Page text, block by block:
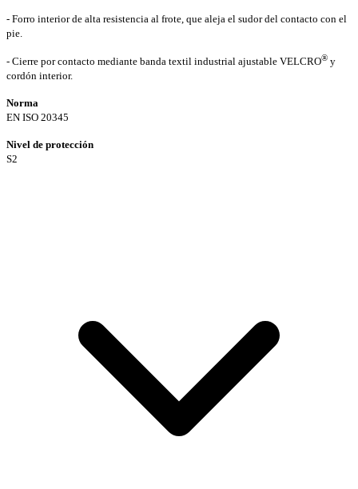
- Forro interior de alta resistencia al frote, que aleja el sudor del contacto con el
pie.
- Cierre por contacto mediante banda textil industrial ajustable VELCRO® y
cordón interior.
Norma
EN ISO 20345
Nivel de protección
S2